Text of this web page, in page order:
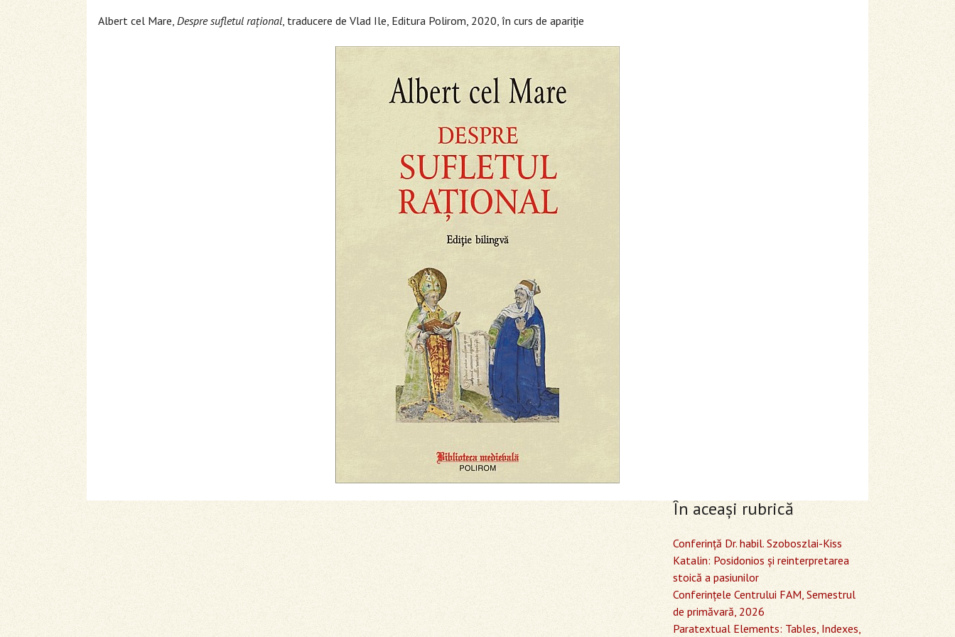
Albert cel Mare, Despre sufletul rațional , traducere de Vlad Ile, Editura Polirom, 2020, în curs de apariție
În aceaşi rubrică
Conferință Dr. habil. Szoboszlai-Kiss
Katalin: Posidonios și reinterpretarea
stoică a pasiunilor
Conferinţele Centrului FAM, Semestrul
de primăvară, 2026
Paratextual Elements: Tables, Indexes,